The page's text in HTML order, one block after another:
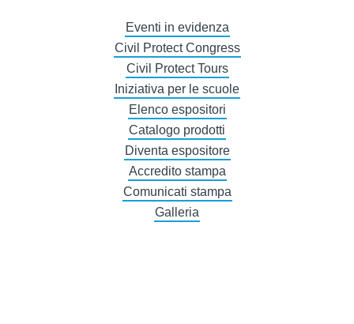
Eventi in evidenza
Civil Protect Congress
Civil Protect Tours
Iniziativa per le scuole
Elenco espositori
Catalogo prodotti
Diventa espositore
Accredito stampa
Comunicati stampa
Galleria